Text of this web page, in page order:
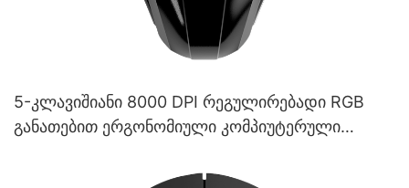
5-კლავიშიანი 8000 DPI რეგულირებადი RGB
განათებით ერგონომიული კომპიუტერული